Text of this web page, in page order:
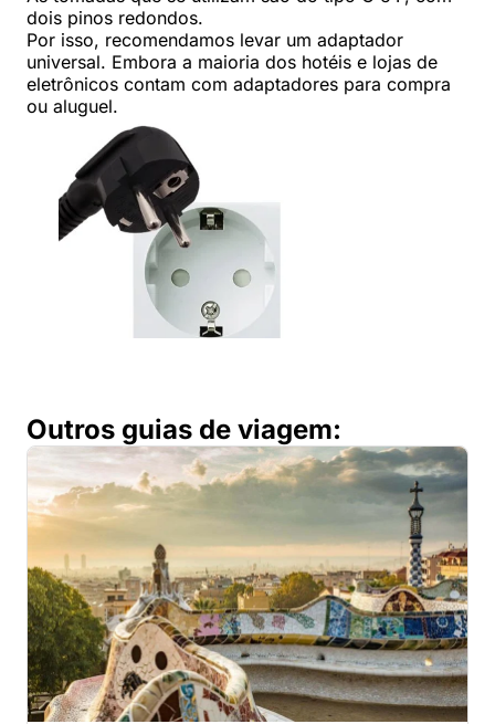
dois pinos redondos.
Por isso, recomendamos levar um adaptador
universal. Embora a maioria dos hotéis e lojas de
eletrônicos contam com adaptadores para compra
ou aluguel.
Outros guias de viagem: